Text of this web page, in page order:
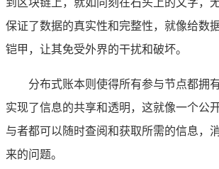
保证了数据的真实性和完整性，就像给数
铠甲，让其免受外界的干扰和破坏。
分布式账本则使得所有参与节点都拥
实现了信息的共享和透明，这就像一个公
与者都可以随时查阅和获取所需的信息，
来的问题。